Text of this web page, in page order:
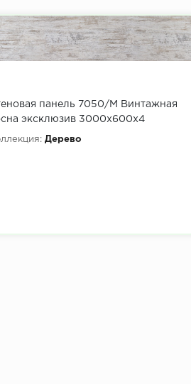
панель 7050/М Винтажная
эксклюзив 3000х600х4
Дерево